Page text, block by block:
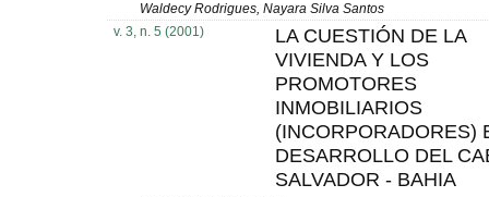
Waldecy Rodrigues, Nayara Silva Santos
v. 3, n. 5 (2001)
LA CUESTIÓN DE LA
VIVIENDA Y LOS
PROMOTORES
INMOBILIARIOS
(INCORPORADORES)
DESARROLLO DEL
SALVADOR - BAHIA